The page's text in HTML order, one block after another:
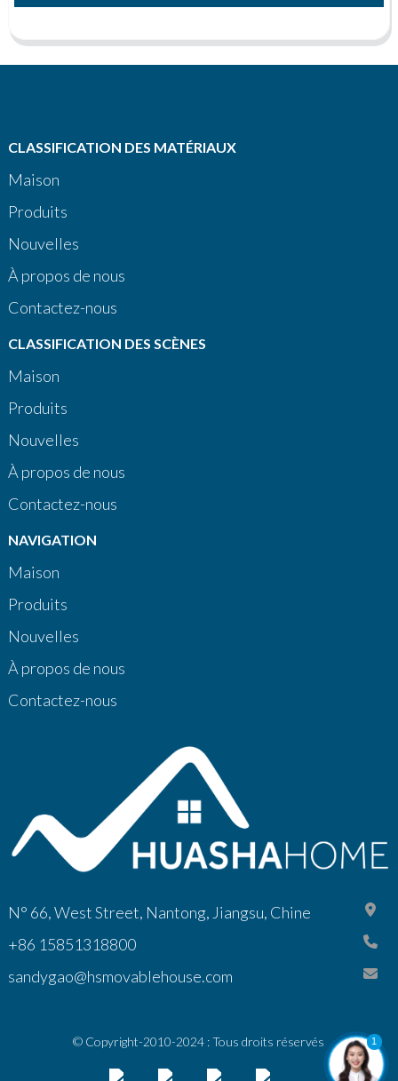
CLASSIFICATION DES MATÉRIAUX
Maison
Produits
Nouvelles
À propos de nous
Contactez-nous
CLASSIFICATION DES SCÈNES
Maison
Produits
Nouvelles
À propos de nous
Contactez-nous
NAVIGATION
Maison
Produits
Nouvelles
À propos de nous
Contactez-nous
N° 66, West Street, Nantong, Jiangsu, Chine
+86 15851318800
sandygao@hsmovablehouse.com
© Copyright-2010-2024 : Tous droits réservés 1